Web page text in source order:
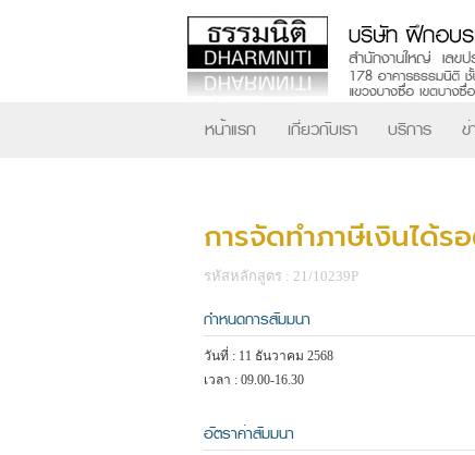
หน้าแรก เกี่ยวกับเรา บริการ ข่
การจัดทำภาษีเงินได้
รหัสหลักสูตร : 21/10239P
กำหนดการสัมมนา
วันที่ : 11 ธันวาคม 2568
เวลา : 09.00-16.30
อัตราค่าสัมมนา